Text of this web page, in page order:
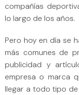
compañías
lo largo de los años.
Pero hoy en día se
más comunes de
publicidad y
empresa o marca
llegar a todo tipo